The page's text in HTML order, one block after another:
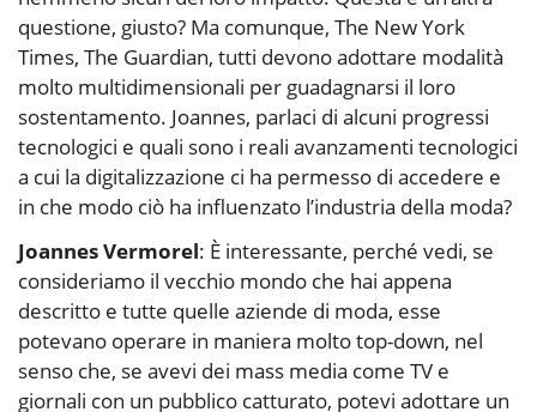
questione, giusto? Ma comunque, The New York
Times, The Guardian, tutti devono adottare modalità
molto multidimensionali per guadagnarsi il loro
sostentamento. Joannes, parlaci di alcuni progressi
tecnologici e quali sono i reali avanzamenti tecnologici
a cui la digitalizzazione ci ha permesso di accedere e
in che modo ciò ha influenzato l’industria della moda?
Joannes Vermorel: È interessante, perché vedi, se
consideriamo il vecchio mondo che hai appena
descritto e tutte quelle aziende di moda, esse
potevano operare in maniera molto top-down, nel
senso che, se avevi dei mass media come TV e
giornali con un pubblico catturato, potevi adottare un